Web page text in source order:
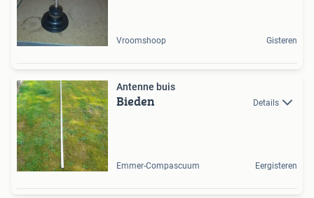
Vroomshoop Gisteren
Antenne buis
Bieden Details
Emmer-Compascuum Eergisteren